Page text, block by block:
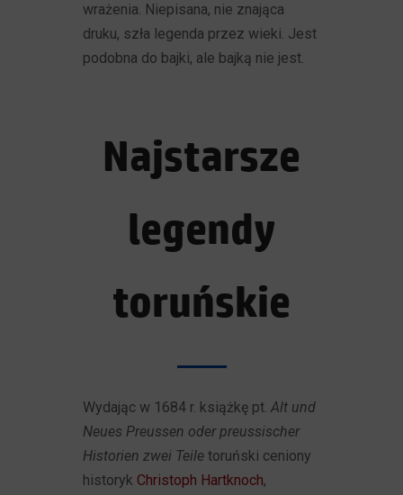
wrażenia. Niepisana, nie znająca
druku, szła legenda przez wieki. Jest
podobna do bajki, ale bajką nie jest.
Najstarsze
legendy
toruńskie
Wydając w 1684 r. książkę pt.Alt und
Neues Preussen oder preussischer
Historien zwei Teile toruński ceniony
historyk Christoph Hartknoch,